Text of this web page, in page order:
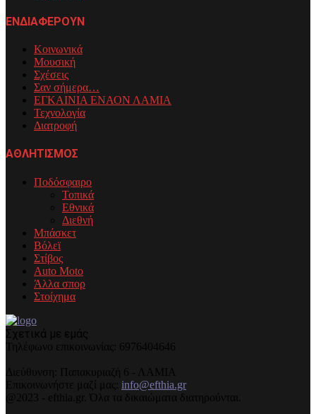
ΕΝΔΙΑΦΕΡΟΥΝ
Κοινωνικά
Μουσική
Σχέσεις
Σαν σήμερα…
ΕΓΚΑΙΝΙΑ ΕΝΑΟΝ ΛΑΜΙΑ
Τεχνολογία
Διατροφή
ΑΘΛΗΤΙΣΜΟΣ
Ποδόσφαιρο
Τοπικά
Εθνικά
Διεθνή
Μπάσκετ
Βόλεϊ
Στίβος
Auto Moto
Άλλα σπορ
Στοίχημα
Σχετικά με εμάς
Τηλέφωνo επικοινωνίας: 6976404646
Διεύθυνση: Παπακυριαζή 6 - ΛΑΜΙΑ
Επικοινωνήστε μαζί μας: info@efthia.gr
@2023 - efthia.gr. Όλα τα δικαιώματα διατηρούνται.